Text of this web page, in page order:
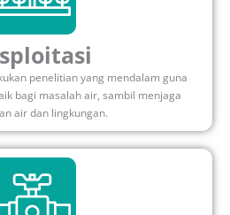
penelitian yang mendalam guna
bagi masalah air, sambil menjaga
air dan lingkungan.